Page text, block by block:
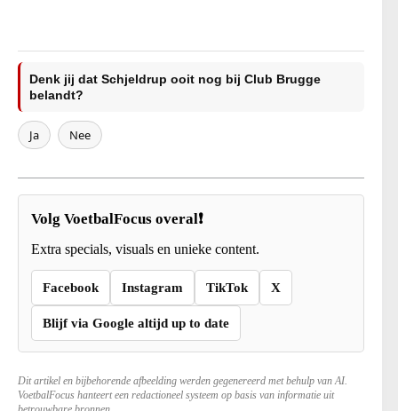
Denk jij dat Schjeldrup ooit nog bij Club Brugge
belandt?
Ja Nee
Volg VoetbalFocus overal❗
Extra specials, visuals en unieke content.
Facebook Instagram TikTok X
Blijf via Google altijd up to date
Dit artikel en bijbehorende afbeelding werden gegenereerd met behulp van AI.
VoetbalFocus hanteert een redactioneel systeem op basis van informatie uit